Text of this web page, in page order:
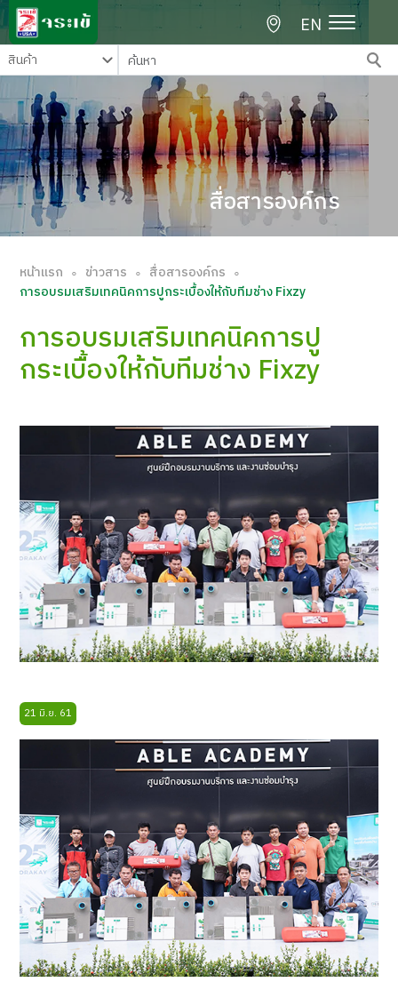
EN
สื่อสารองค์กร
หน้าแรก ∘ ข่าวสาร ∘ สื่อสารองค์กร ∘
การอบรมเสริมเทคนิคการปูกระเบื้องให้กับทีมช่าง Fixzy
การอบรมเสริมเทคนิคการปู
กระเบื้องให้กับทีมช่าง Fixzy
21 มิ.ย. 61